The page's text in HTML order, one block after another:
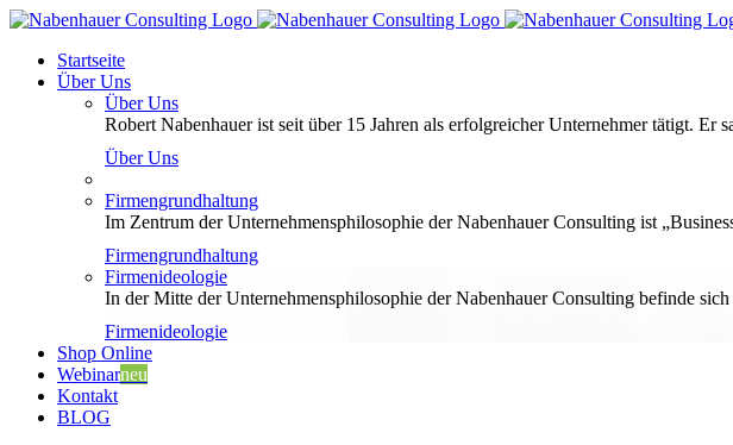
Zum
springenStartseite
Über Uns
Über Uns
Robert Nabenhauer ist seit über 15 Jahren als erfolgreicher Unternehmer tätigt. Er
Über Uns
Firmengrundhaltung
Im Zentrum der Unternehmensphilosophie der Nabenhauer Consulting ist
Firmengrundhaltung
Firmenideologie
In der Mitte der Unternehmensphilosophie der Nabenhauer Consulting befinde
Firmenideologie
Shop Online
Webinarneu
Kontakt
BLOG